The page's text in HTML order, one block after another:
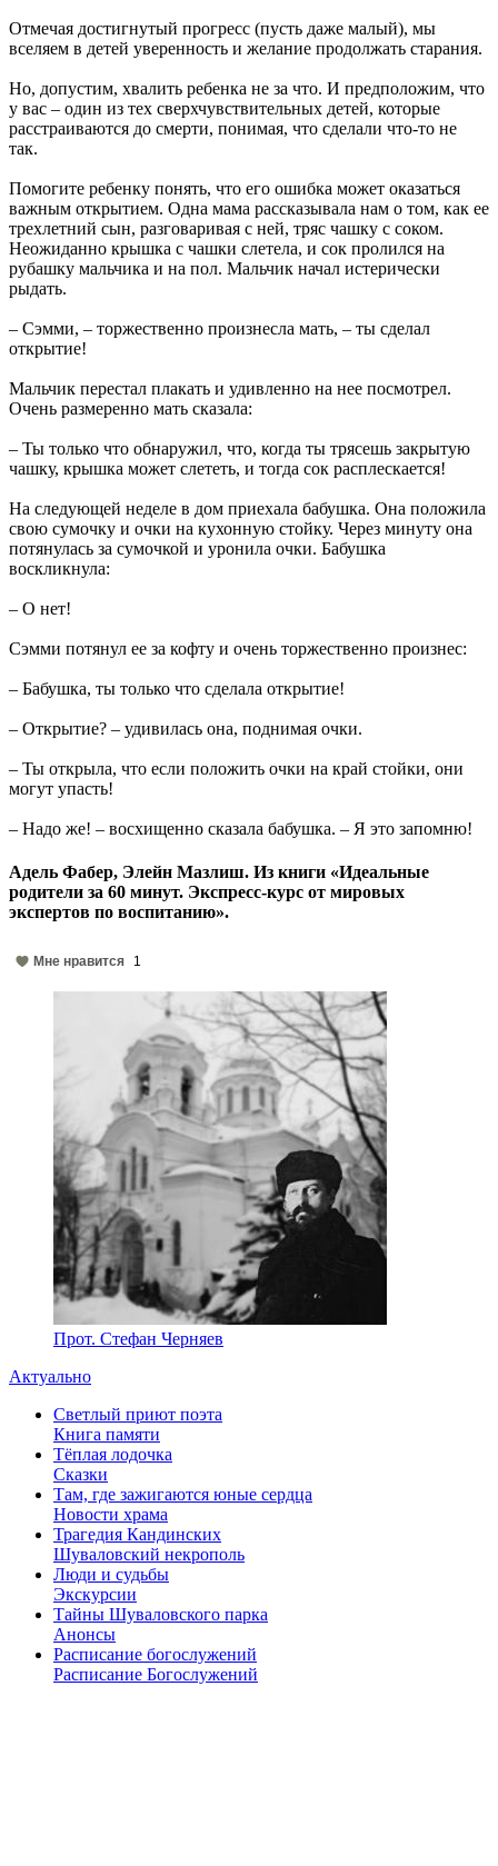
Отмечая достигнутый прогресс (пусть даже малый), мы
вселяем в детей уверенность и желание продолжать старания.
Но, допустим, хвалить ребенка не за что. И предположим, что
у вас – один из тех сверхчувствительных детей, которые
расстраиваются до смерти, понимая, что сделали что-то не
так.
Помогите ребенку понять, что его ошибка может оказаться
важным открытием. Одна мама рассказывала нам о том, как ее
трехлетний сын, разговаривая с ней, тряс чашку с соком.
Неожиданно крышка с чашки слетела, и сок пролился на
рубашку мальчика и на пол. Мальчик начал истерически
рыдать.
– Сэмми, – торжественно произнесла мать, – ты сделал
открытие!
Мальчик перестал плакать и удивленно на нее посмотрел.
Очень размеренно мать сказала:
– Ты только что обнаружил, что, когда ты трясешь закрытую
чашку, крышка может слететь, и тогда сок расплескается!
На следующей неделе в дом приехала бабушка. Она положила
свою сумочку и очки на кухонную стойку. Через минуту она
потянулась за сумочкой и уронила очки. Бабушка
воскликнула:
– О нет!
Сэмми потянул ее за кофту и очень торжественно произнес:
– Бабушка, ты только что сделала открытие!
– Открытие? – удивилась она, поднимая очки.
– Ты открыла, что если положить очки на край стойки, они
могут упасть!
– Надо же! – восхищенно сказала бабушка. – Я это запомню!
Адель Фабер, Элейн Мазлиш. Из книги «Идеальные
родители за 60 минут. Экспресс-курс от мировых
экспертов по воспитанию».
Мне нравится 1
Прот. Стефан Черняев
Актуально
Светлый приют поэта
Книга памяти
Тёплая лодочка
Сказки
Там, где зажигаются юные сердца
Новости храма
Трагедия Кандинских
Шуваловский некрополь
Люди и судьбы
Экскурсии
Тайны Шуваловского парка
Анонсы
Расписание богослужений
Расписание Богослужений